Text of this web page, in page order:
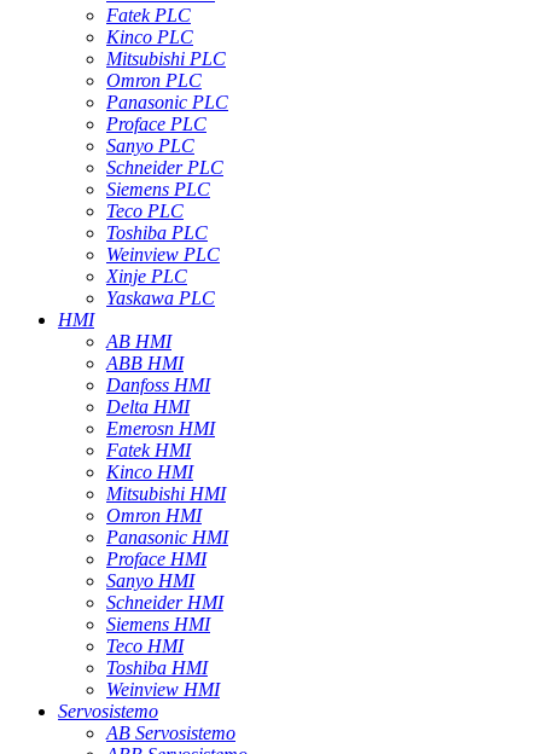
Fatek PLC
Kinco PLC
Mitsubishi PLC
Omron PLC
Panasonic PLC
Proface PLC
Sanyo PLC
Schneider PLC
Siemens PLC
Teco PLC
Toshiba PLC
Weinview PLC
Xinje PLC
Yaskawa PLC
HMI
AB HMI
ABB HMI
Danfoss HMI
Delta HMI
Emerosn HMI
Fatek HMI
Kinco HMI
Mitsubishi HMI
Omron HMI
Panasonic HMI
Proface HMI
Sanyo HMI
Schneider HMI
Siemens HMI
Teco HMI
Toshiba HMI
Weinview HMI
Servosistemo
AB Servosistemo